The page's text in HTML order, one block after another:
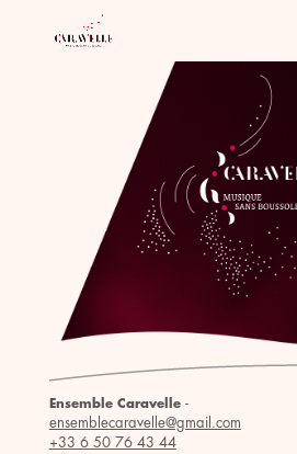
Ensemble Caravelle-
ensemblecaravelle@gmail.com
+33 6 50 76 43 44